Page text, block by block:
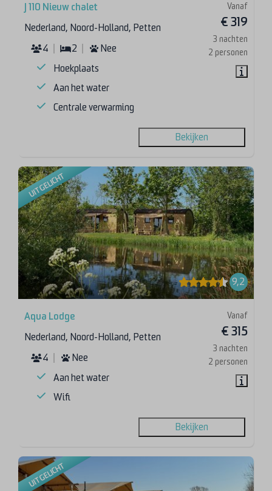
Vanaf
€ 319
3 nachten
2 personen
J 110 Nieuw chalet
Nederland, Noord-Holland, Petten
4
2
Nee
Hoekplaats
Aan het water
Centrale verwarming
Bekijken
UITGELICHT
9,2
Vanaf
€ 315
3 nachten
2 personen
Aqua Lodge
Nederland, Noord-Holland, Petten
4
Nee
Aan het water
Wifi
Bekijken
UITGELICHT